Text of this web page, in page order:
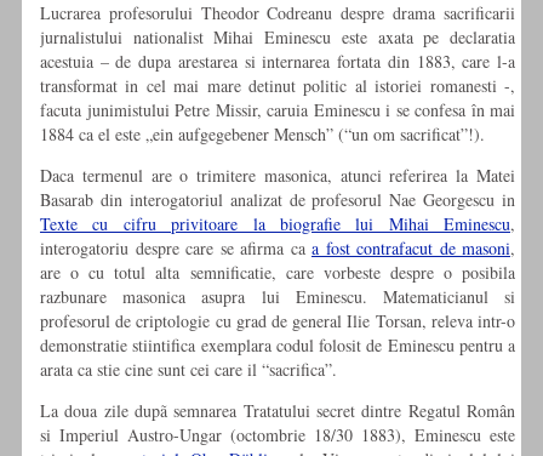
Lucrarea profesorului Theodor Codreanu despre drama sacrificarii
jurnalistului nationalist Mihai Eminescu este axata pe declaratia
acestuia – de dupa arestarea si internarea fortata din 1883, care l-a
transformat in cel mai mare detinut politic al istoriei romanesti -,
facuta junimistului Petre Missir, caruia Eminescu i se confesa în mai
1884 ca el este „ein aufgegebener Mensch” (“un om sacrificat”!).
Daca termenul are o trimitere masonica, atunci referirea la Matei
Basarab din interogatoriul analizat de profesorul Nae Georgescu in
Texte cu cifru privitoare la biografie lui Mihai Eminescu,
interogatoriu despre care se afirma ca a fost contrafacut de masoni,
are o cu totul alta semnificatie, care vorbeste despre o posibila
razbunare masonica asupra lui Eminescu. Matematicianul si
profesorul de criptologie cu grad de general Ilie Torsan, releva intr-o
demonstratie stiintifica exemplara codul folosit de Eminescu pentru a
arata ca stie cine sunt cei care il “sacrifica”.
La doua zile dupã semnarea Tratatului secret dintre Regatul Român
si Imperiul Austro-Ungar (octombrie 18/30 1883), Eminescu este